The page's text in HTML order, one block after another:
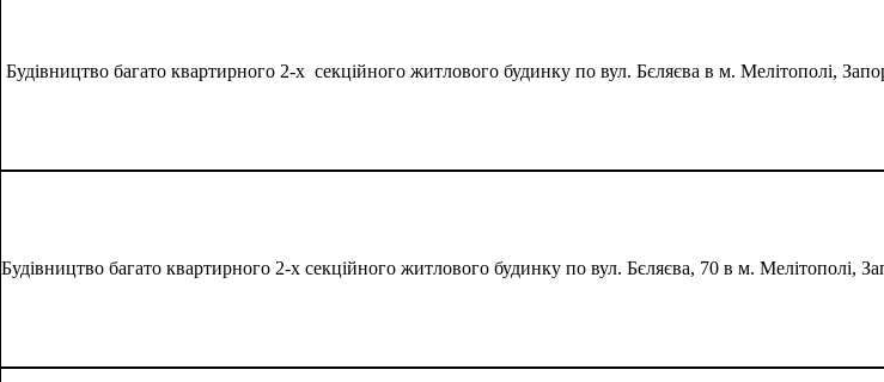
Будівництво багато квартирного 2-х секційного житлового будинку по вул. Бєляєва в м. Мелітополі,
Будівництво багато квартирного 2-х секційного житлового будинку по вул. Бєляєва, 70 в м. Мелітополі,